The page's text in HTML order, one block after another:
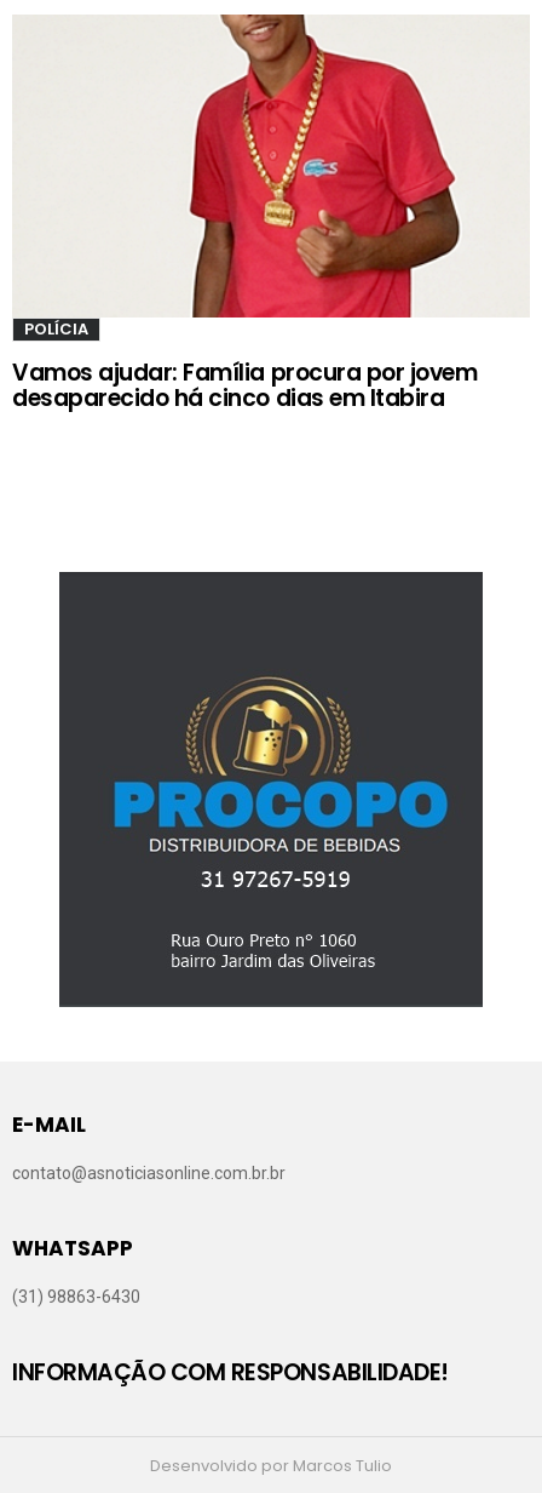
POLÍCIA
Vamos ajudar: Família procura por jovem
desaparecido há cinco dias em Itabira
E-MAIL
contato@asnoticiasonline.com.br.br
WHATSAPP
(31) 98863-6430
INFORMAÇÃO COM RESPONSABILIDADE!
Desenvolvido por Marcos Tulio